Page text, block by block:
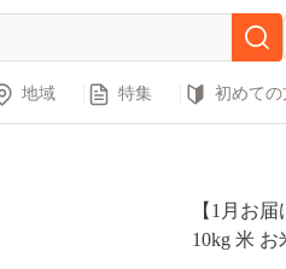
地域 特集 初めての
【1月お
10kg 米